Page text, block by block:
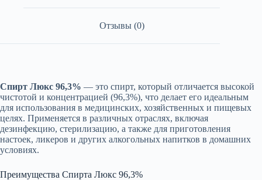
Отзывы (0)
Спирт Люкс 96,3% — это спирт, который отличается высокой
чистотой и концентрацией (96,3%), что делает его идеальным
для использования в медицинских, хозяйственных и пищевых
целях. Применяется в различных отраслях, включая
дезинфекцию, стерилизацию, а также для приготовления
настоек, ликеров и других алкогольных напитков в домашних
условиях.
Преимущества Спирта Люкс 96,3%